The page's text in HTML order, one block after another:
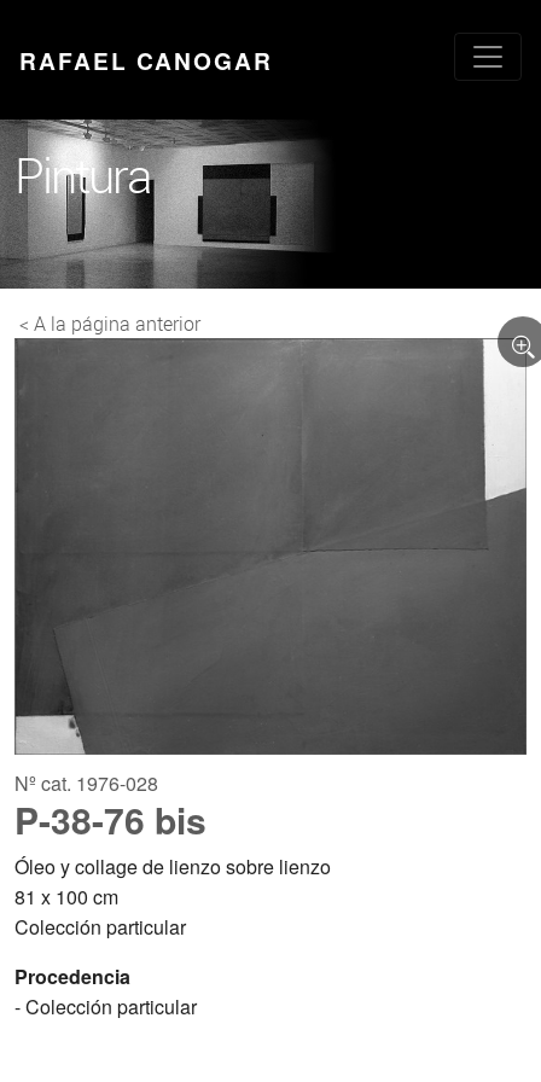
RAFAEL CANOGAR
Pintura
< A la página anterior
Nº cat. 1976-028
P-38-76 bis
Óleo y collage de lienzo sobre lienzo
81 x 100 cm
Colección particular
Procedencia
- Colección particular